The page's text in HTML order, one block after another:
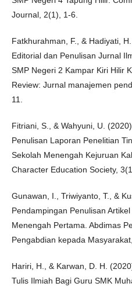
Journal, 2(1), 1-6.
Fatkhurahman, F., & Hadiyati,
Editorial dan Penulisan Jurnal
SMP Negeri 2 Kampar Kiri Hilir
Review: Jurnal manajemen
11.
Fitriani, S., & Wahyuni, U.
Penulisan Laporan Penelitian
Sekolah Menengah Kejuruan
Character Education Society,
Gunawan, I., Triwiyanto, T., &
Pendampingan Penulisan
Menengah Pertama. Abdimas
Pengabdian kepada
Hariri, H., & Karwan, D. H.
Tulis Ilmiah Bagi Guru SMK